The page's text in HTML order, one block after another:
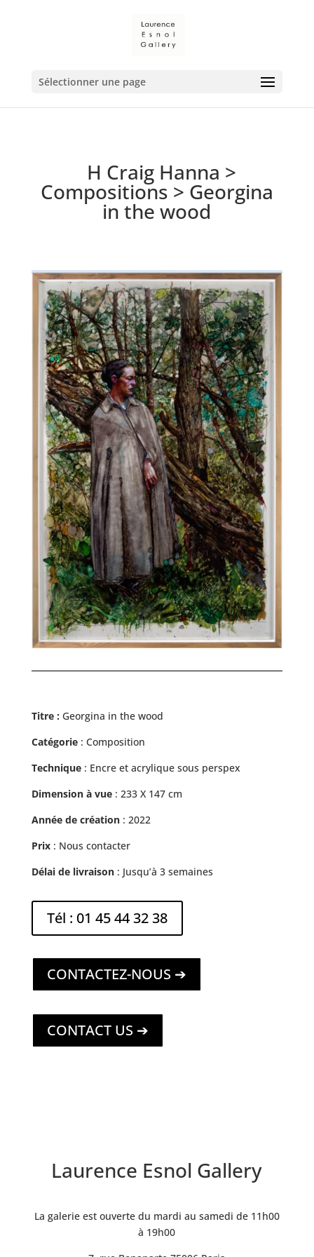
Sélectionner une page
H Craig Hanna >
Compositions > Georgina
in the wood
Titre : Georgina in the wood
Catégorie: Composition
Technique : Encre et acrylique sous perspex
Dimension à vue: 233 X 147cm
Année de création: 2022
Prix: Nous contacter
Délai de livraison: Jusqu’à 3 semaines
Tél : 01 45 44 32 38
CONTACTEZ-NOUS ➔
CONTACT US ➔
Laurence Esnol Gallery
La galerie est ouverte du mardi au samedi de 11h00
à 19h00